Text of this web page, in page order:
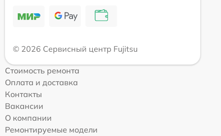
© 2026 Сервисный центр Fujitsu
Стоимость ремонта
Оплата и доставка
Контакты
Вакансии
О компании
Ремонтируемые модели